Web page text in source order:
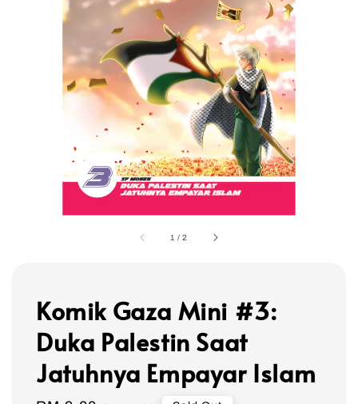
1 /2
Komik Gaza Mini #3:
Duka Palestin Saat
Jatuhnya Empayar Islam